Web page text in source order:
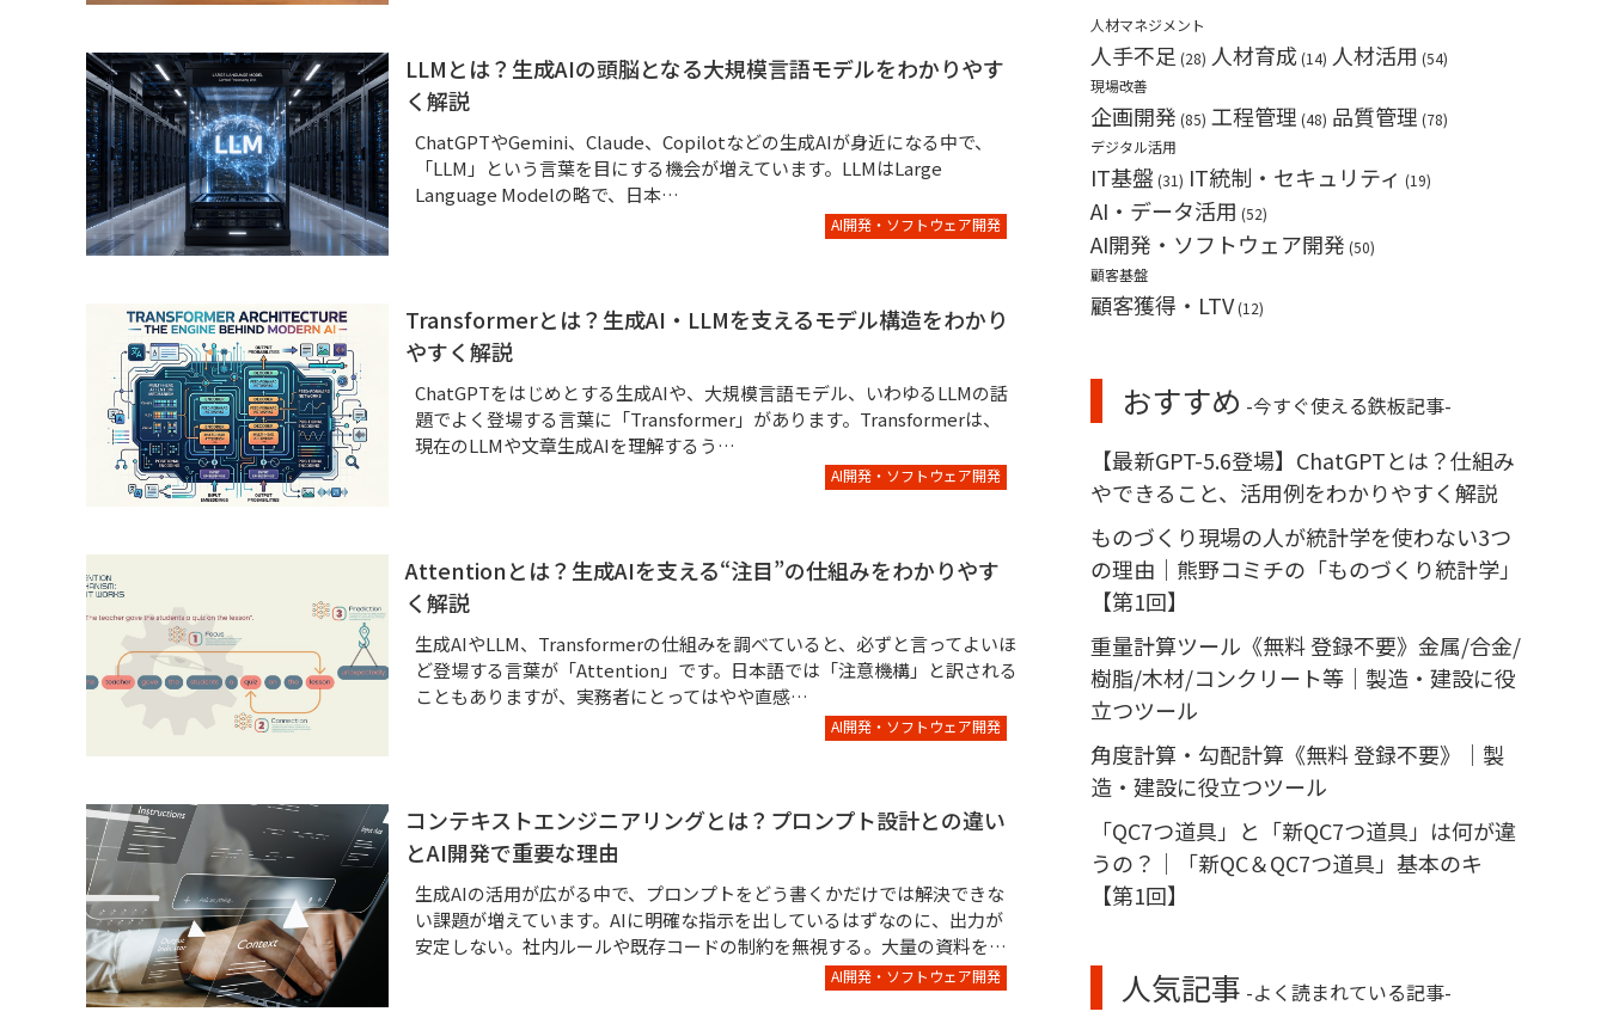
LLMとは？生成AIの頭脳となる大規模言語モデルをわかりやす
く解説
ChatGPTやGemini、Claude、Copilotなどの生成AIが身近になる中で、
「LLM」という言葉を目にする機会が増えています。LLMはLarge
Language Modelの略で、日本…
AI開発・ソフトウェア開発
Transformerとは？生成AI・LLMを支えるモデル構造をわかり
やすく解説
ChatGPTをはじめとする生成AIや、大規模言語モデル、いわゆるLLMの話
題でよく登場する言葉に「Transformer」があります。Transformerは、
現在のLLMや文章生成AIを理解するう…
AI開発・ソフトウェア開発
Attentionとは？生成AIを支える“注目”の仕組みをわかりやす
く解説
生成AIやLLM、Transformerの仕組みを調べていると、必ずと言ってよいほ
ど登場する言葉が「Attention」です。日本語では「注意機構」と訳される
こともありますが、実務者にとってはやや直感…
AI開発・ソフトウェア開発
コンテキストエンジニアリングとは？プロンプト設計との違い
とAI開発で重要な理由
生成AIの活用が広がる中で、プロンプトをどう書くかだけでは解決できな
い課題が増えています。AIに明確な指示を出しているはずなのに、出力が
安定しない。社内ルールや既存コードの制約を無視する。大量の資料を…
AI開発・ソフトウェア開発
人材マネジメント
人手不足 (28) 人材育成 (14) 人材活用 (54)
現場改善
企画開発 (85) 工程管理 (48) 品質管理 (78)
デジタル活用
IT基盤 (31) IT統制・セキュリティ (19)
AI・データ活用 (52)
AI開発・ソフトウェア開発 (50)
顧客基盤
顧客獲得・LTV (12)
おすすめ -今すぐ使える鉄板記事-
【最新GPT-5.6登場】ChatGPTとは？仕組み
やできること、活用例をわかりやすく解説
ものづくり現場の人が統計学を使わない3つ
の理由｜熊野コミチの「ものづくり統計学」
【第1回】
重量計算ツール《無料 登録不要》金属/合金/
樹脂/木材/コンクリート等｜製造・建設に役
立つツール
角度計算・勾配計算《無料 登録不要》｜製
造・建設に役立つツール
「QC7つ道具」と「新QC7つ道具」は何が違
うの？｜「新QC＆QC7つ道具」基本のキ
【第1回】
人気記事 -よく読まれている記事-